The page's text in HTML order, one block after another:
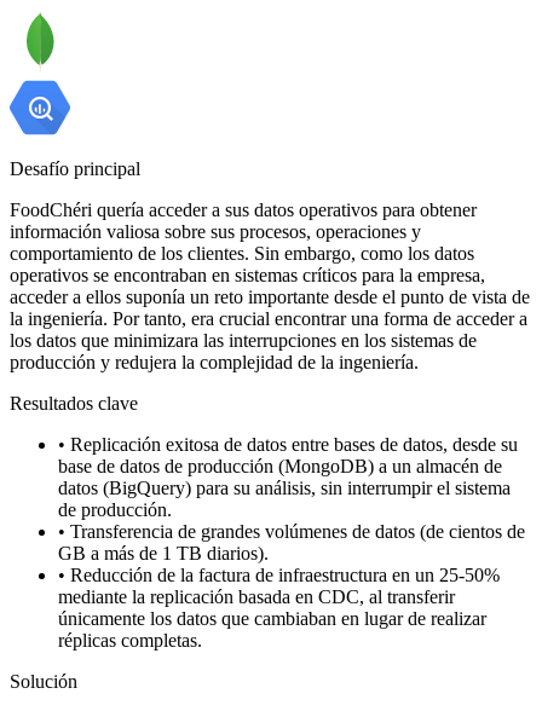
Desafío principal
FoodChéri quería acceder a sus datos operativos para obtener
información valiosa sobre sus procesos, operaciones y
comportamiento de los clientes. Sin embargo, como los datos
operativos se encontraban en sistemas críticos para la empresa,
acceder a ellos suponía un reto importante desde el punto de vista de
la ingeniería. Por tanto, era crucial encontrar una forma de acceder a
los datos que minimizara las interrupciones en los sistemas de
producción y redujera la complejidad de la ingeniería.
Resultados clave
• Replicación exitosa de datos entre bases de datos, desde su
base de datos de producción (MongoDB) a un almacén de
datos (BigQuery) para su análisis, sin interrumpir el sistema
de producción.
• Transferencia de grandes volúmenes de datos (de cientos de
GB a más de 1 TB diarios).
• Reducción de la factura de infraestructura en un 25-50%
mediante la replicación basada en CDC, al transferir
únicamente los datos que cambiaban en lugar de realizar
réplicas completas.
Solución